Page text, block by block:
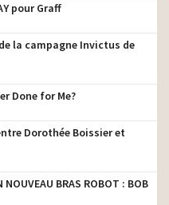
pour Graff
la campagne Invictus de
Done for Me?
Dorothée Boissier et
NOUVEAU BRAS ROBOT : BOB